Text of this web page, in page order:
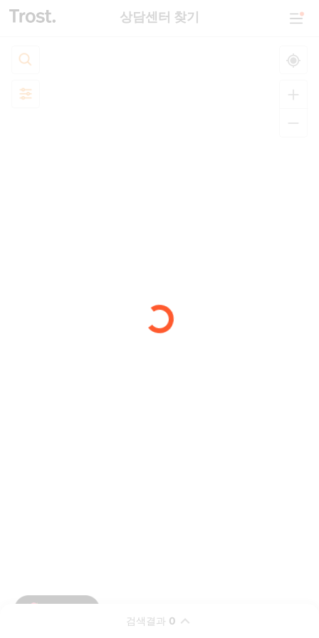
상담센터 찾기
검색결과 0